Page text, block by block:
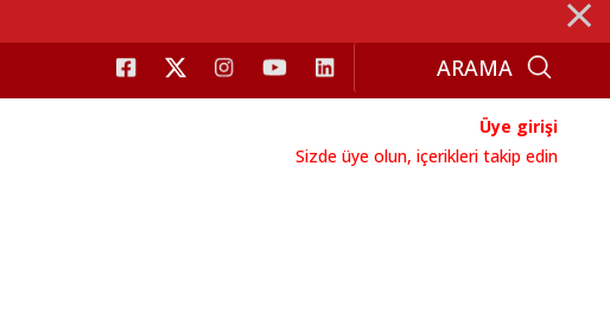
⨯
Üye girişi
Sizde üye olun, içerikleri takip edin